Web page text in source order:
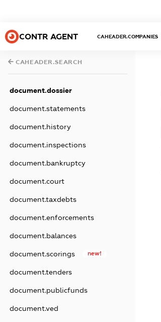
CONTR AGENT CAHEADER.COMPANIES
CAHEADER.SEARCH
document.dossier
document.statements
document.history
document.inspections
document.bankruptcy
document.court
document.taxdebts
document.enforcements
document.balances
document.scorings new!
document.tenders
document.publicfunds
document.ved